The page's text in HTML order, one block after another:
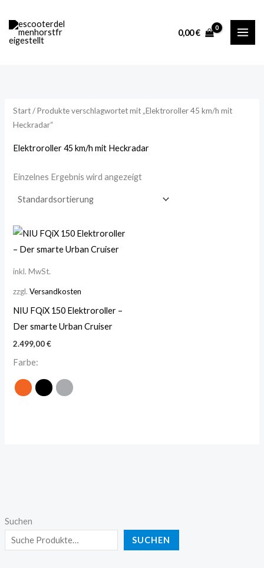
Inhalt
springen
0,00€
Suchen
SUCHEN
i
n
e
s
e
s
Start/ Produkte verschlagwortet mit „Elektroroller 45 km/h mit
Heckradar“
Elektroroller 45 km/h mit Heckradar
Einzelnes Ergebnis wird angezeigt
inkl. MwSt.
zzgl.Versandkosten
NIU FQiX 150 Elektroroller –
Der smarte Urban Cruiser
2.499,00€
Farbe: